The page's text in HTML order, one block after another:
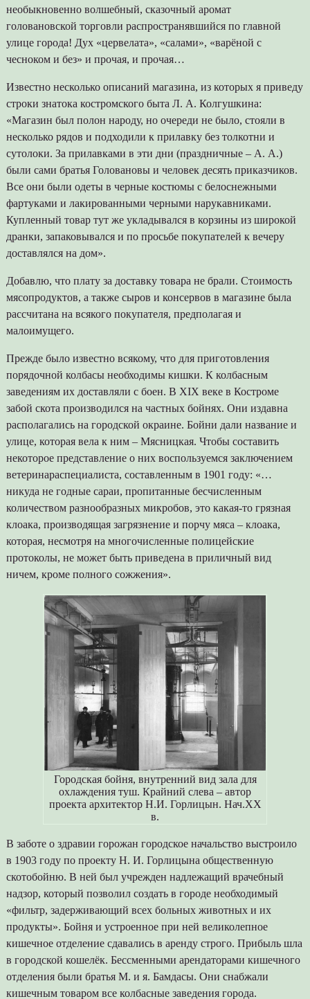
необыкновенно волшебный, сказочный аромат
головановской торговли распространявшийся по главной
улице города! Дух «цервелата», «салами», «варёной с
чесноком и без» и прочая, и прочая…
Известно несколько описаний магазина, из которых я приведу
строки знатока костромского быта Л. А. Колгушкина:
«Магазин был полон народу, но очереди не было, стояли в
несколько рядов и подходили к прилавку без толкотни и
сутолоки. За прилавками в эти дни (праздничные – А. А.)
были сами братья Головановы и человек десять приказчиков.
Все они были одеты в черные костюмы с белоснежными
фартуками и лакированными черными нарукавниками.
Купленный товар тут же укладывался в корзины из широкой
дранки, запаковывался и по просьбе покупателей к вечеру
доставлялся на дом».
Добавлю, что плату за доставку товара не брали. Стоимость
мясопродуктов, а также сыров и консервов в магазине была
рассчитана на всякого покупателя, предполагая и
малоимущего.
Прежде было известно всякому, что для приготовления
порядочной колбасы необходимы кишки. К колбасным
заведениям их доставляли с боен. В XIX веке в Костроме
забой скота производился на частных бойнях. Они издавна
располагались на городской окраине. Бойни дали название и
улице, которая вела к ним – Мясницкая. Чтобы составить
некоторое представление о них воспользуемся заключением
ветеринараспециалиста, составленным в 1901 году: «…
никуда не годные сараи, пропитанные бесчисленным
количеством разнообразных микробов, это какая-то грязная
клоака, производящая загрязнение и порчу мяса – клоака,
которая, несмотря на многочисленные полицейские
протоколы, не может быть приведена в приличный вид
ничем, кроме полного сожжения».
Городская бойня, внутренний вид зала для
охлаждения туш. Крайний слева – автор
проекта архитектор Н.И. Горлицын. Нач.ХХ
в.
В заботе о здравии горожан городское начальство выстроило
в 1903 году по проекту Н. И. Горлицына общественную
скотобойню. В ней был учрежден надлежащий врачебный
надзор, который позволил создать в городе необходимый
«фильтр, задерживающий всех больных животных и их
продукты». Бойня и устроенное при ней великолепное
кишечное отделение сдавались в аренду строго. Прибыль шла
в городской кошелёк. Бессменными арендаторами кишечного
отделения были братья М. и я. Бамдасы. Они снабжали
кишечным товаром все колбасные заведения города.